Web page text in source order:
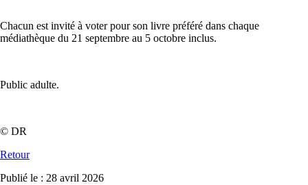
Chacun est invité à voter pour son livre préféré dans chaque
médiathèque du 21 septembre au 5 octobre inclus.
Public adulte.
© DR
Retour
Publié le : 28 avril 2026